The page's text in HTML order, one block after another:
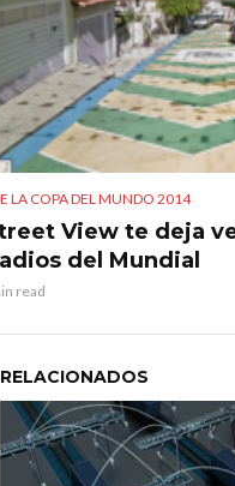
LA COPA DEL MUNDO 2014
View te deja
del Mundial
read
RELACIONADOS